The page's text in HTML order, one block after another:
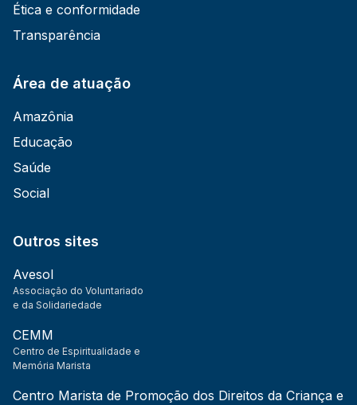
Ética e conformidade
Transparência
Área de atuação
Amazônia
Educação
Saúde
Social
Outros sites
Avesol
Associação do Voluntariado
e da Solidariedade
CEMM
Centro de Espiritualidade e
Memória Marista
Centro Marista de Promoção dos Direitos da Criança e